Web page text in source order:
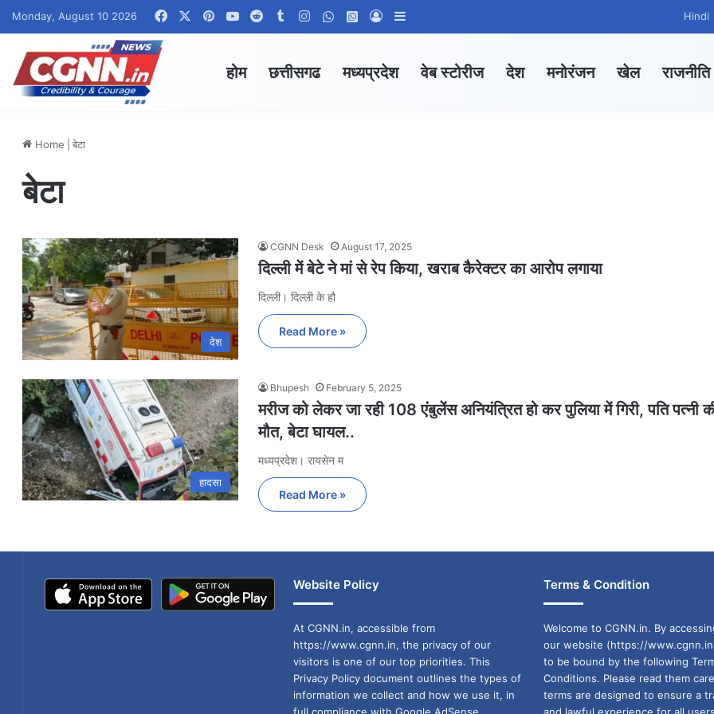
Monday, August 10 2026 FacebookPinterestYouTubeRedditTumblrInstagramWhatsApp Channel
WhatsApp Group
Log In Hindi
होम छत्तीसगढ मध्यप्रदेश वेब स्टोरीज देश मनोरंजन खेल राजनीति
Home बेटा
बेटा
देश
CGNN Desk August 17, 2025
दिल्ली में बेटे ने मां से रेप किया, खराब कैरेक्टर का आरोप लगाया
दिल्ली। दिल्ली के हौ
Read More »
हादसा
Bhupesh February 5, 2025
मरीज को लेकर जा रही 108 एंबुलेंस अनियंत्रित हो कर पुलिया में गिरी, पति पत्नी
मौत, बेटा घायल..
मध्यप्रदेश। रायसेन म
Read More »
Website Policy
At CGNN.in, accessible from
https://www.cgnn.in, the privacy of our
visitors is one of our top priorities. This
Privacy Policy document outlines the types of
information we collect and how we use it, in
full compliance with Google AdSense
Terms & Condition
Welcome to CGNN.in. By
our website (https://
to be bound by the following
Conditions. Please read them
terms are designed to ensure a
and lawful experience for all